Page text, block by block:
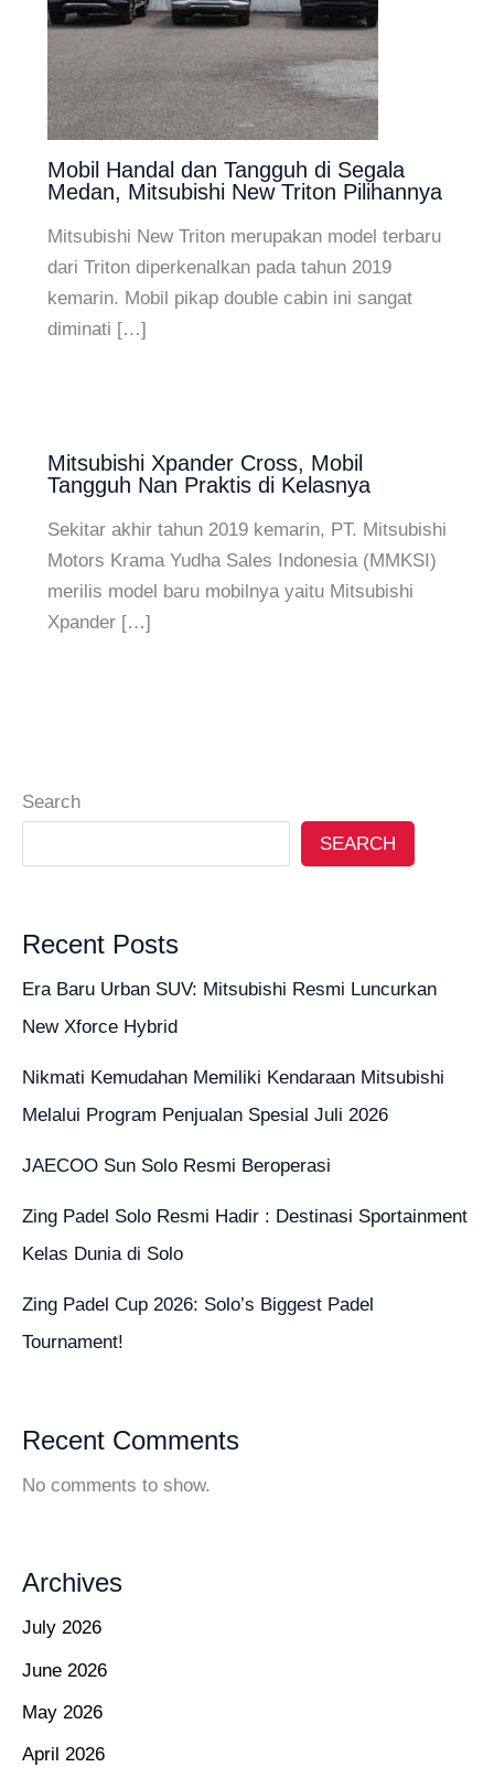
Mobil Handal dan Tangguh di Segala
Medan, Mitsubishi New Triton Pilihannya
Mitsubishi New Triton merupakan model terbaru
dari Triton diperkenalkan pada tahun 2019
kemarin. Mobil pikap double cabin ini sangat
diminati […]
Mitsubishi Xpander Cross, Mobil
Tangguh Nan Praktis di Kelasnya
Sekitar akhir tahun 2019 kemarin, PT. Mitsubishi
Motors Krama Yudha Sales Indonesia (MMKSI)
merilis model baru mobilnya yaitu Mitsubishi
Xpander […]
Search
SEARCH
Recent Posts
Era Baru Urban SUV: Mitsubishi Resmi Luncurkan
New Xforce Hybrid
Nikmati Kemudahan Memiliki Kendaraan Mitsubishi
Melalui Program Penjualan Spesial Juli 2026
JAECOO Sun Solo Resmi Beroperasi
Zing Padel Solo Resmi Hadir : Destinasi Sportainment
Kelas Dunia di Solo
Zing Padel Cup 2026: Solo’s Biggest Padel
Tournament!
Recent Comments
No comments to show.
Archives
July 2026
June 2026
May 2026
April 2026